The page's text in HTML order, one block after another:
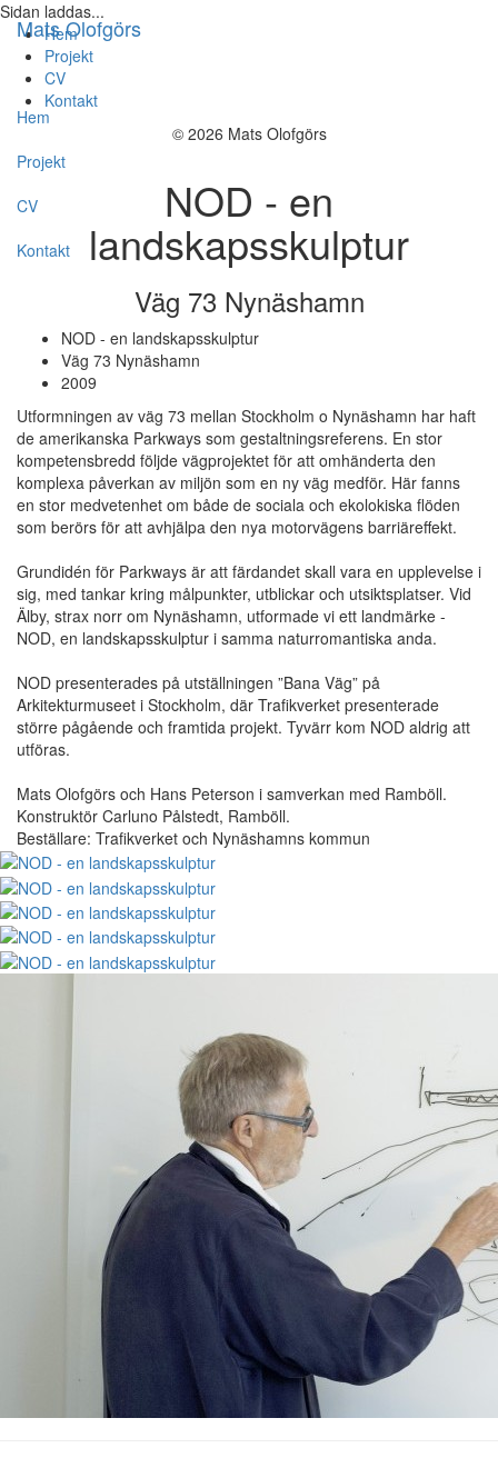
Sidan laddas...
Hem
Projekt
CV
Kontakt
© 2026 Mats Olofgörs
Mats Olofgörs
Hem
Projekt
CV
Kontakt
NOD - en
landskapsskulptur
Väg 73 Nynäshamn
NOD - en landskapsskulptur
Väg 73 Nynäshamn
2009
Utformningen av väg 73 mellan Stockholm o Nynäshamn har haft
de amerikanska Parkways som gestaltningsreferens. En stor
kompetensbredd följde vägprojektet för att omhänderta den
komplexa påverkan av miljön som en ny väg medför. Här fanns
en stor medvetenhet om både de sociala och ekolokiska flöden
som berörs för att avhjälpa den nya motorvägens barriäreffekt.
Grundidén för Parkways är att färdandet skall vara en upplevelse i
sig, med tankar kring målpunkter, utblickar och utsiktsplatser. Vid
Älby, strax norr om Nynäshamn, utformade vi ett landmärke -
NOD, en landskapsskulptur i samma naturromantiska anda.
NOD presenterades på utställningen ”Bana Väg” på
Arkitekturmuseet i Stockholm, där Trafikverket presenterade
större pågående och framtida projekt. Tyvärr kom NOD aldrig att
utföras.
Mats Olofgörs och Hans Peterson i samverkan med Ramböll.
Konstruktör Carluno Pålstedt, Ramböll.
Beställare: Trafikverket och Nynäshamns kommun